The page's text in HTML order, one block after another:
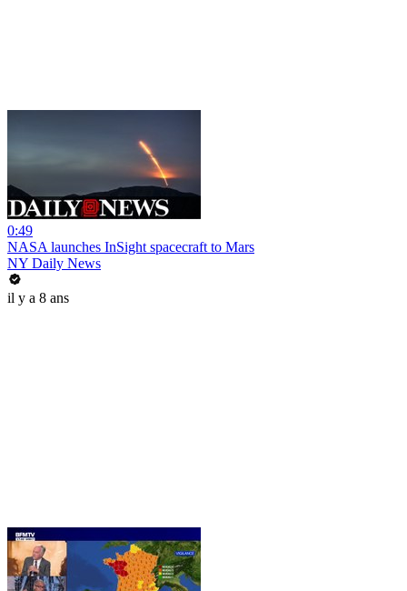
0:49
NASA launches InSight spacecraft to Mars
NY Daily News
il y a 8 ans